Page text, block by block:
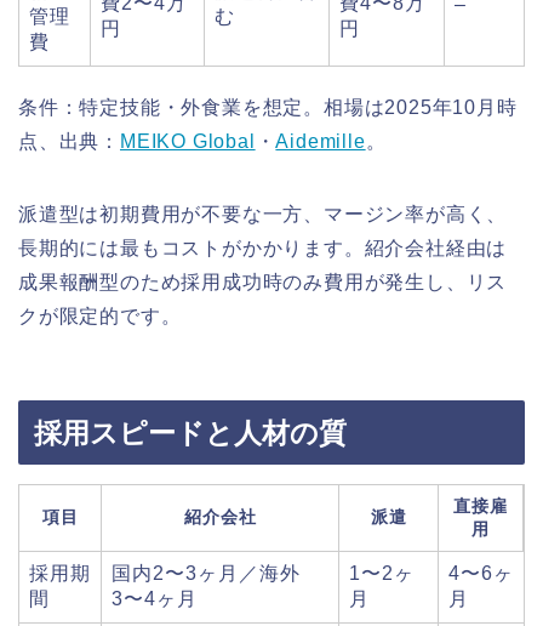
管理
費
円
む
円
–
条件：特定技能・外食業を想定。相場は2025年10月時
点、出典： MEIKO Global ・Aidemille。
派遣型は初期費用が不要な一方、マージン率が高く、
長期的には最もコストがかかります。紹介会社経由は
成果報酬型のため採用成功時のみ費用が発生し、リス
クが限定的です。
採用スピードと人材の質
項目 紹介会社 派遣
直接雇
用
採用期
間
国内2〜3ヶ月／海外
3〜4ヶ月
1〜2ヶ
月
4〜6ヶ
月